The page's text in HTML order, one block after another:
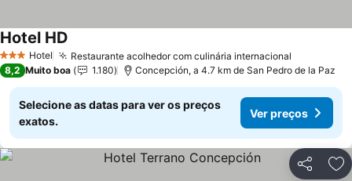
3 EstrelasHotel Restaurante acolhedor com culinária internacional
Hotel HD
8,2 Muito boa 1.180 Concepción, a 4.7 km de San Pedro de la Paz
Selecione as datas para ver os preços
exatos.
Ver preços
Partilhar